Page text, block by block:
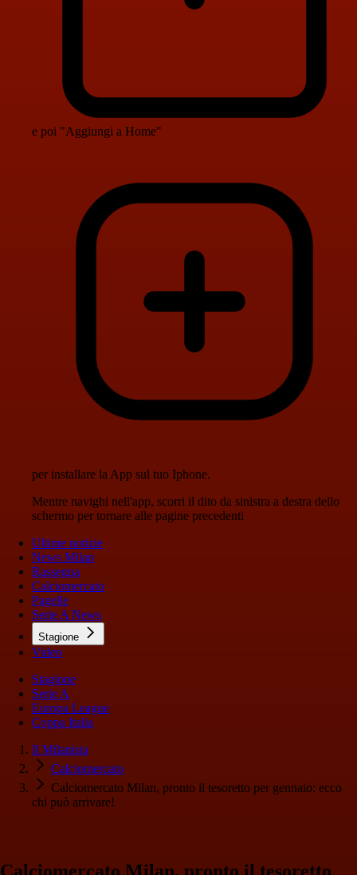
e poi "Aggiungi a Home"
per installare la App sul tuo Iphone.
Mentre navighi nell'app, scorri il dito da sinistra a destra dello
schermo per tornare alle pagine precedenti
Ultime notizie
News Milan
Rassegna
Calciomercato
Pagelle
Serie A News
Stagione
Video
Stagione
Serie A
Europa League
Coppa Italia
Il Milanista
Calciomercato
Calciomercato Milan, pronto il tesoretto per gennaio: ecco
chi può arrivare!